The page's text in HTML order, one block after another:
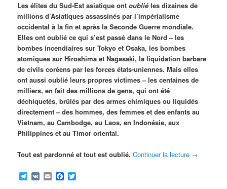
Les élites du Sud-Est asiatique ontoublié les dizaines de
millions d’Asiatiques assassinés par l’impérialisme
occidental à la fin et après la Seconde Guerre mondiale.
Elles ont oublié ce qui s’est passé dans le Nord – les
bombes incendiaires sur Tokyo et Osaka, les bombes
atomiques sur Hiroshima et Nagasaki, la liquidation barbare
de civils coréens par les forces états-uniennes. Mais elles
ont aussi oublié leurs propres victimes – les centaines de
milliers, en fait des millions de gens, qui ont été
déchiquetés, brûlés par des armes chimiques ou liquidés
directement – des hommes, des femmes et des enfants au
Vietnam, au Cambodge, au Laos, en Indonésie, aux
Philippines et au Timor oriental.
Tout est pardonné et tout est oublié. Continuer la lecture →
Telegram
VK EmailFacebook